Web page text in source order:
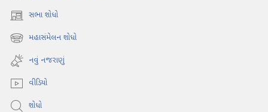
સભા શોધો
(opens
new
window)
મહાસંમેલન શોધો
(opens
new
window)
નવું નજરાણું
વીડિયો
શોધો